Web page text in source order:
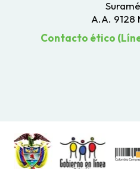
A.A. 9128
Contacto ético